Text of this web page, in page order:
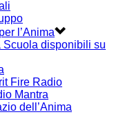
l’Anima
disponibili su
Fire Radio
Mantra
dell’Anima